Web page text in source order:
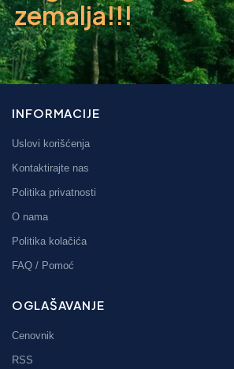
zemalja!!!
INFORMACIJE
Uslovi korišćenja
Kontaktirajte nas
Politika privatnosti
O nama
Politika kolačića
FAQ / Pomoć
OGLAŠAVANJE
Cenovnik
RSS